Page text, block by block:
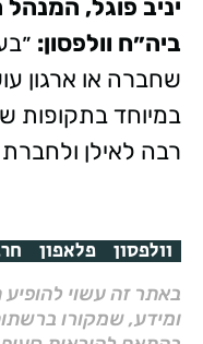
יניב פוגל,
ביה״ח וולפסון:
שחברה או ארגון
במיוחד בתקופות
רבה לאילן
וולפסון פלאפון
באתר זה עשוי להופיע
ומידע, שמקורו